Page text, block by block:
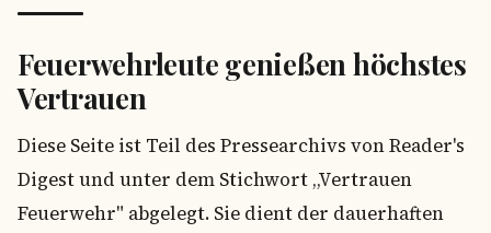
Feuerwehrleute genießen höchstes
Vertrauen
Diese Seite ist Teil des Pressearchivs von Reader's
Digest und unter dem Stichwort „Vertrauen
Feuerwehr" abgelegt. Sie dient der dauerhaften